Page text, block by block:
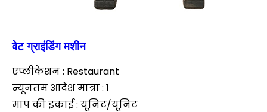
वेट ग्राइंडिंग मशीन
एप्लीकेशन : Restaurant
न्यूनतम आदेश मात्रा : 1
माप की इकाई : यूनिट/यूनिट